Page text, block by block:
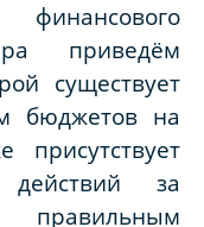
финансового
приведём
существует
бюджетов на
действий за